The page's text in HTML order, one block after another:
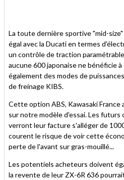
La toute dernière sportive "mid-
égal avec la Ducati en termes
un contrôle de traction
aucune 600 japonaise ne bénéficie
également des modes de
de freinage KIBS.
Cette option ABS, Kawasaki France
sur notre modèle d'essai. Les
verront leur facture s'alléger de
courent le risque de voir cette
perte de l'avant sur gras-mouillé...
Les potentiels acheteurs doivent
la revente de leur ZX-6R 636